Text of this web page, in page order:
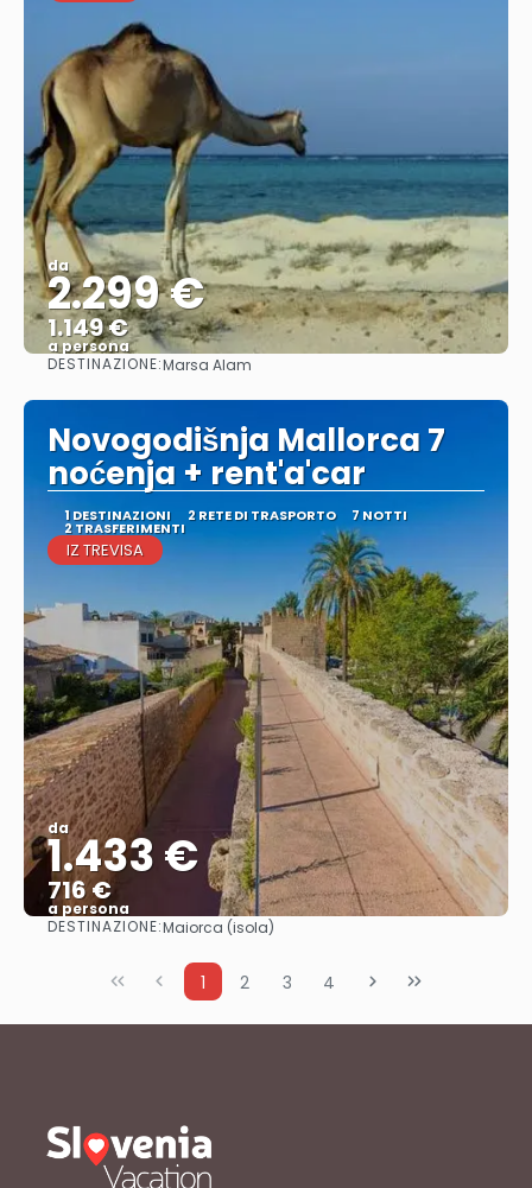
da
2.299 €
1.149 €
a persona
Vedere
DESTINAZIONE:Marsa Alam
Novogodišnja Mallorca 7
noćenja + rent'a'car
1 DESTINAZIONI 2 RETE DI TRASPORTO 7 NOTTI
2 TRASFERIMENTI
IZ TREVISA
da
1.433 €
716 €
a persona
Vedere
DESTINAZIONE:Maiorca (isola)
1 2 3 4